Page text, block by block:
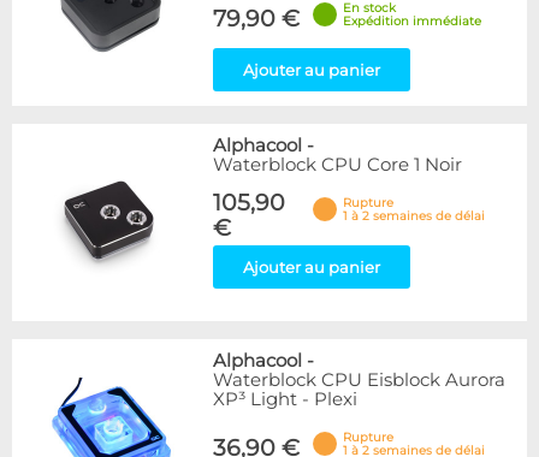
79,90 €
En stock
Expédition immédiate
Ajouter au panier
Alphacool -
Waterblock CPU Core 1 Noir
105,90
€
Rupture
1 à 2 semaines de délai
Ajouter au panier
Alphacool -
Waterblock CPU Eisblock Aurora
XP³ Light - Plexi
36,90 €
Rupture
1 à 2 semaines de délai